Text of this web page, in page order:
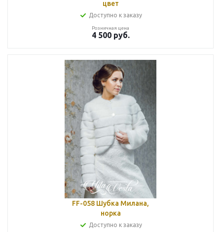
цвет
Доступно к заказу
Розничная цена
4 500руб.
FF-058 Шубка Милана,
норка
Доступно к заказу